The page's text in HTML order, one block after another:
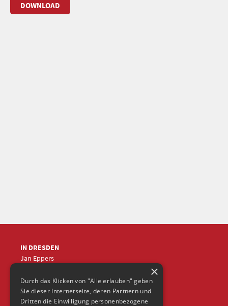
DOWNLOAD
IN DRESDEN
Jan Eppers
jep@frische-fische.com ×
Durch das Klicken von "Alle erlauben" geben
Sie dieser Internetseite, deren Partnern und
Dritten die Einwilligung personenbezogene